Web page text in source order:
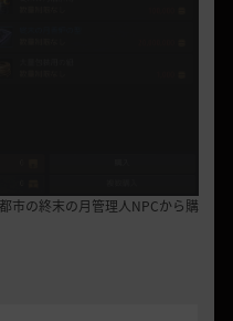
市の終末の月管理人NPCから購